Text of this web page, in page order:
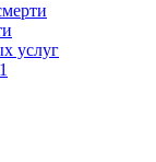
услуг